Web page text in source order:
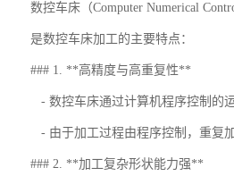
数控车床（Computer Numerical
是数控车床加工的主要特点：
### 1. **高精度与高重复性**
- 数控车床通过计算机程序控制的
- 由于加工过程由程序控制，重复
### 2. **加工复杂形状能力强**